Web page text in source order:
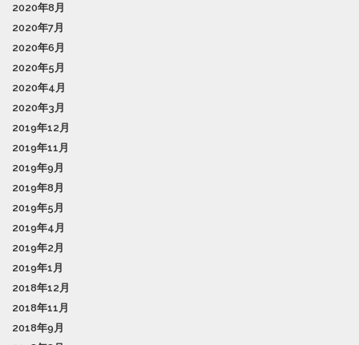
2020年8月
2020年7月
2020年6月
2020年5月
2020年4月
2020年3月
2019年12月
2019年11月
2019年9月
2019年8月
2019年5月
2019年4月
2019年2月
2019年1月
2018年12月
2018年11月
2018年9月